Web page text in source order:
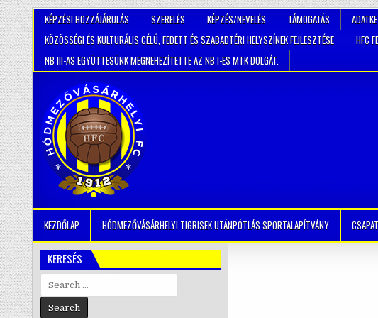
KÉPZÉSI HOZZÁJÁRULÁS SZERELÉS KÉPZÉS/NEVELÉS TÁMOGATÁS
KÖZÖSSÉGI ÉS KULTURÁLIS CÉLÚ, FEDETT ÉS SZABADTÉRI HELYSZÍNEK FEJLESZTÉSE
HFC
NB III-AS EGYÜTTESÜNK MEGNEHEZÍTETTE AZ NB I-ES MTK DOLGÁT.
KEZDŐLAP HÓDMEZŐVÁSÁRHELYI TIGRISEK UTÁNPÓTLÁS SPORTALAPÍTVÁNY
KERESÉS
Search
for: